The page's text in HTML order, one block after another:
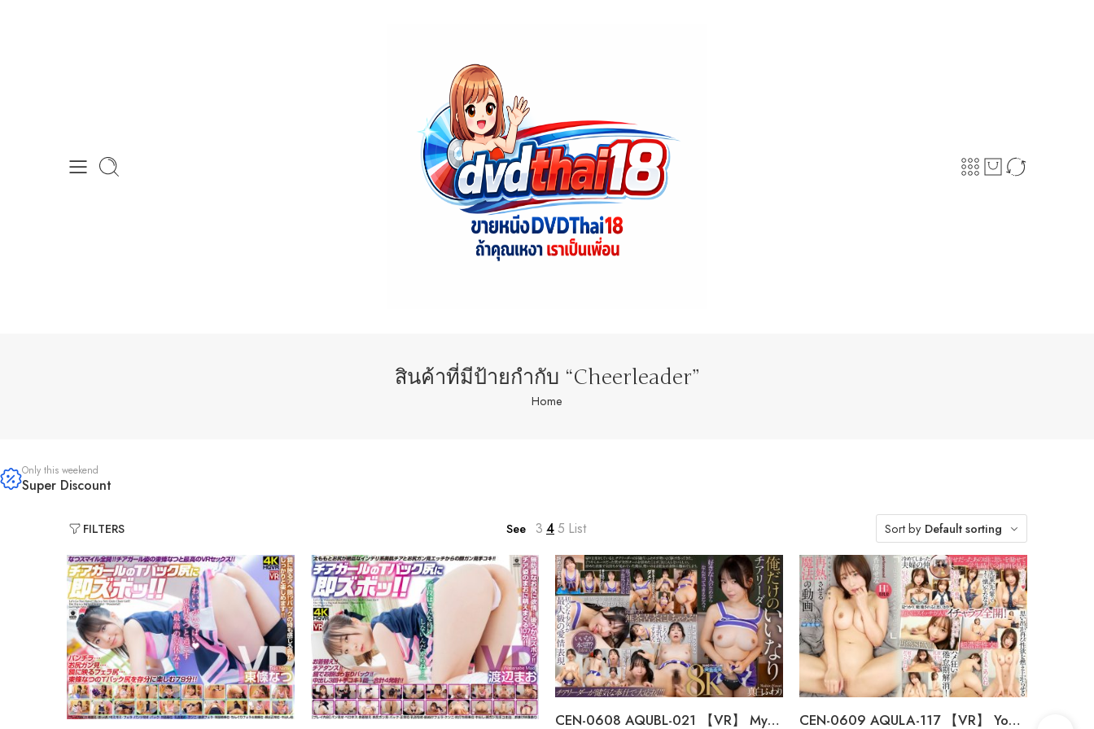
สินค้าที่มีป้ายกำกับ “Cheerleader”
Home
Only this weekend
Super Discount
FILTERS See 3 45 List Sort by Default sorting
CEN-0608 AQUBL-021 【VR】 My Obedient Cheerleader – You’d Do Anything For… CEN-0609 AQULA-117 【VR】 You Were So Cute… A Magical Video To Rekindle The…